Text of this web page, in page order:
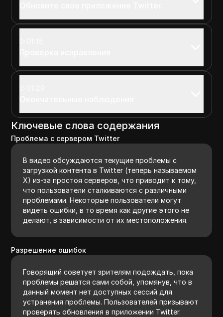
Ключевые слова содержания
Проблема с сервером Twitter
В видео обсуждаются текущие проблемы с
загрузкой контента в Twitter (теперь называемом
X) из-за простоя серверов, что приводит к тому,
что пользователи сталкиваются с различными
проблемами. Некоторые пользователи могут
видеть ошибки, в то время как другие этого не
делают, в зависимости от их местоположения.
Разрешение ошибок
Говорящий советует зрителям подождать, пока
проблемы решатся сами собой, упомянув, что в
данный момент нет доступных сессий для
устранения проблемы. Пользователей призывают
проверять обновления в приложении Twitter.